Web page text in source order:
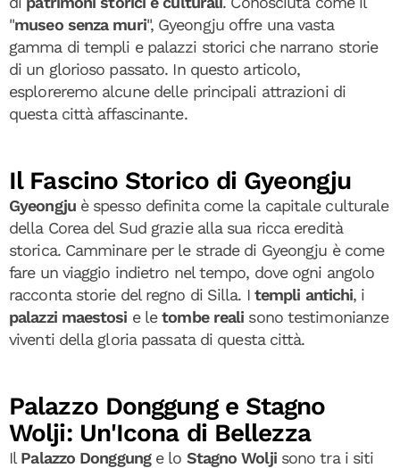
"museo senza muri", Gyeongju offre una vasta
gamma di templi e palazzi storici che narrano storie
di un glorioso passato. In questo articolo,
esploreremo alcune delle principali attrazioni di
questa città affascinante.
Il Fascino Storico di Gyeongju
Gyeongjuè spesso definita come la capitale culturale
della Corea del Sud grazie alla sua ricca eredità
storica. Camminare per le strade di Gyeongju è come
fare un viaggio indietro nel tempo, dove ogni angolo
racconta storie del regno di Silla. I templi antichi, i
palazzi maestosi e letombe reali sono testimonianze
viventi della gloria passata di questa città.
Palazzo Donggung e Stagno
Wolji: Un'Icona di Bellezza
Il Palazzo Donggunge lo Stagno Woljisono tra i siti